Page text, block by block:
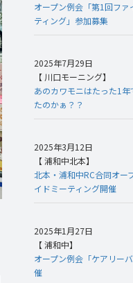
オープン例会「第1回ファ
ティング」参加募集
2025年7月29日
【 川口モーニング】
あのカワモニはたった1年
たのかぁ？？
2025年3月12日
【 浦和中北本】
北本・浦和中RC合同オー
イドミーティング開催
2025年1月27日
【 浦和中】
オープン例会「ケアリー
催